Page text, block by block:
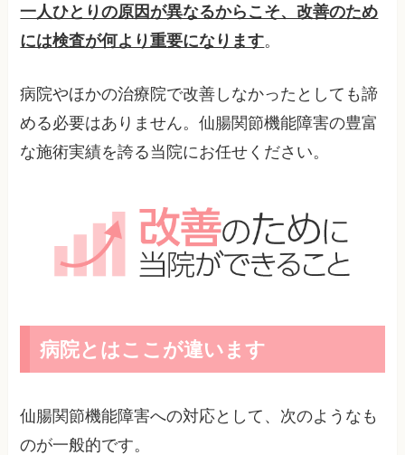
一人ひとりの原因が異なるからこそ、改善のため
には検査が何より重要になります。
病院やほかの治療院で改善しなかったとしても諦
める必要はありません。仙腸関節機能障害の豊富
な施術実績を誇る当院にお任せください。
病院とはここが違います
仙腸関節機能障害への対応として、次のようなも
のが一般的です。